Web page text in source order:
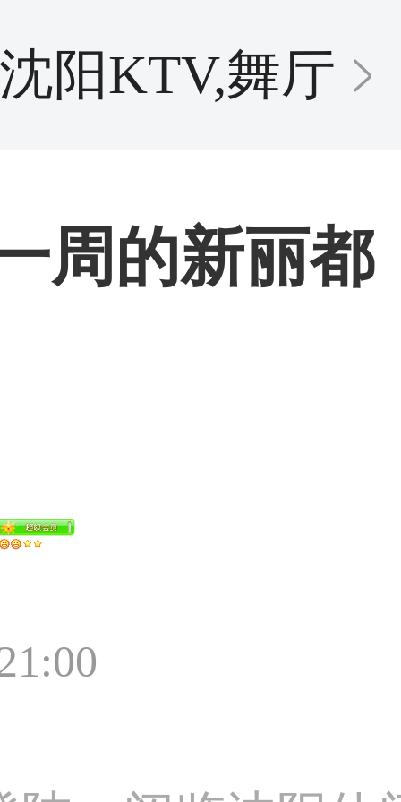
沈阳KTV,舞厅
周的新丽都